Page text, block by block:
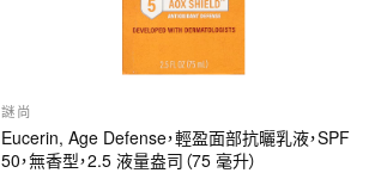
謎尚
Eucerin, Age Defense，輕盈面部抗曬乳液，SPF
50，無香型，2.5 液量盎司（75 毫升）